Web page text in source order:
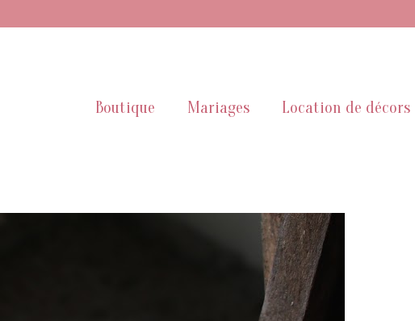
Boutique Mariages Location de décors